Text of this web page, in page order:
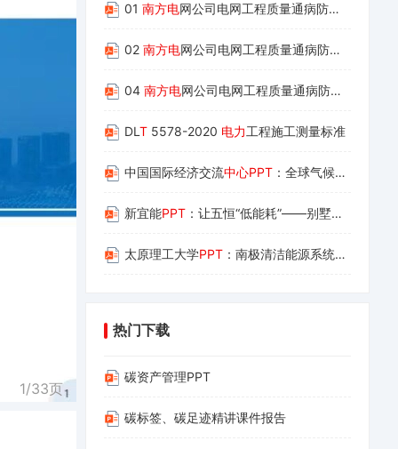
1/33页
01 南方电网公司电网工程质量通病防治手
02 南方电网公司电网工程质量通病防治手
04 南方电网公司电网工程质量通病防治手
DL T 5578-2020 电力工程施工测量标准
中国国际经济交流中心PPT ：全球气候治理与企业绿色低碳转型机遇
新宜能PPT ：让五恒“低能耗”——别墅好房子的实践与思考
太原理工大学PPT ：南极清洁能源系统的风机出力预测与优化运行研究
热门下载
碳资产管理PPT
碳标签、碳足迹精讲课件报告